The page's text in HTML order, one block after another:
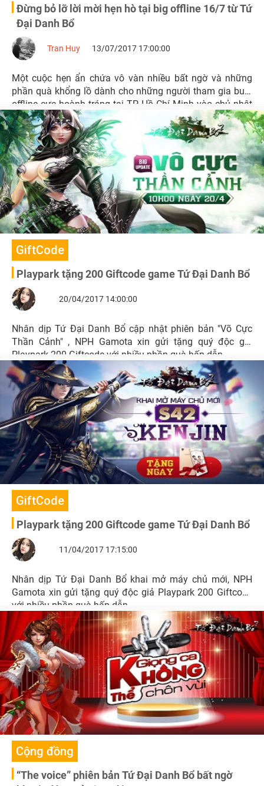
Đừng bỏ lỡ lời mời hẹn hò tại big offline 16/7 từ Tứ
Đại Danh Bổ
Tran Huy 13/07/2017 17:00:00
Một cuộc hẹn ẩn chứa vô vàn nhiều bất ngờ và những
phần quà khổng lồ dành cho những người tham gia buổi
offline cực hoành tráng tại TP. Hồ Chí Minh vào chủ nhật
tuần này, 16/7/2017.
GiftCode
Playpark tặng 200 Giftcode game Tứ Đại Danh Bổ
20/04/2017 14:00:00
Nhân dịp Tứ Đại Danh Bổ cập nhật phiên bản "Võ Cực
Thần Cảnh" , NPH Gamota xin gửi tặng quý độc giả
Playpark 200 Giftcode với nhiều phần quà hấp dẫn.
GiftCode
Playpark tặng 200 Giftcode game Tứ Đại Danh Bổ
11/04/2017 17:15:00
Nhân dịp Tứ Đại Danh Bổ khai mở máy chủ mới, NPH
Gamota xin gửi tặng quý độc giả Playpark 200 Giftcode
với nhiều phần quà hấp dẫn.
Cộng đồng
“The voice” phiên bản Tứ Đại Danh Bổ bất ngờ